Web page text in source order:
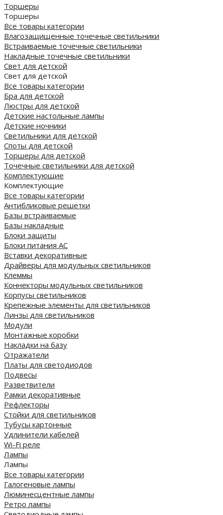
Торшеры
Торшеры
Все товары категории
Влагозащищенные точечные светильники
Встраиваемые точечные светильники
Накладные точечные светильники
Свет для детской
Свет для детской
Все товары категории
Бра для детской
Люстры для детской
Детские настольные лампы
Детские ночники
Светильники для детской
Споты для детской
Торшеры для детской
Точечные светильники для детской
Комплектующие
Комплектующие
Все товары категории
Антибликовые решетки
Базы встраиваемые
Базы накладные
Блоки защиты
Блоки питания AC
Вставки декоративные
Драйверы для модульных светильников
Клеммы
Коннекторы модульных светильников
Корпусы светильников
Крепежные элементы для светильников
Линзы для светильников
Модули
Монтажные коробки
Накладки на базу
Отражатели
Платы для светодиодов
Подвесы
Разветвители
Рамки декоративные
Рефлекторы
Стойки для светильников
Тубусы картонные
Удлинители кабелей
Wi-Fi реле
Лампы
Лампы
Все товары категории
Галогеновые лампы
Люминесцентные лампы
Ретро лампы